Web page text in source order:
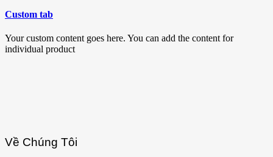
Custom tab
Your custom content goes here. You can add the content for
individual product
Về Chúng Tôi